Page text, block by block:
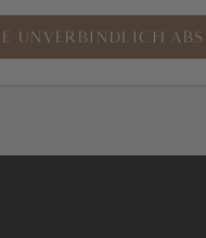
UNVERBINDLICH